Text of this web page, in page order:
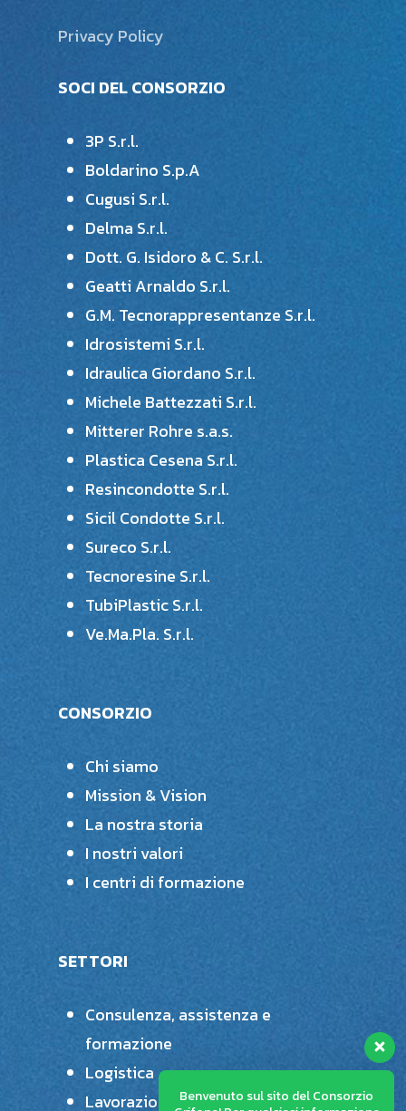
Privacy Policy
SOCI DEL CONSORZIO
3P S.r.l.
Boldarino S.p.A
Cugusi S.r.l.
Delma S.r.l.
Dott. G. Isidoro & C. S.r.l.
Geatti Arnaldo S.r.l.
G.M. Tecnorappresentanze S.r.l.
Idrosistemi S.r.l.
Idraulica Giordano S.r.l.
Michele Battezzati S.r.l.
Mitterer Rohre s.a.s.
Plastica Cesena S.r.l.
Resincondotte S.r.l.
Sicil Condotte S.r.l.
Sureco S.r.l.
Tecnoresine S.r.l.
TubiPlastic S.r.l.
Ve.Ma.Pla. S.r.l.
CONSORZIO
Chi siamo
Mission & Vision
La nostra storia
I nostri valori
I centri di formazione
SETTORI
Consulenza, assistenza e
formazione
Logistica
Lavorazioni plastiche speciali
Benvenuto sul sito del Consorzio